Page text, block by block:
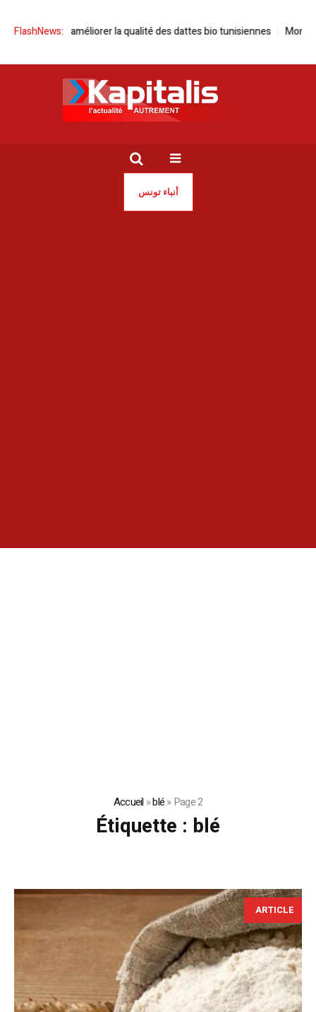
FlashNews:la qualité des dattes bio tunisiennes Mondial 2026 |
أنباء تونس
Accueil »blé»Page 2
Étiquette : blé
ARTICLE